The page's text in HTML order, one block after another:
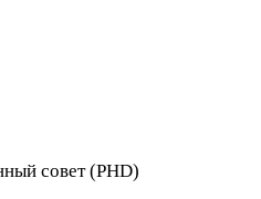
совет (PHD)